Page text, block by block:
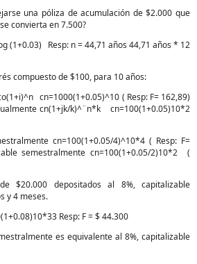
una póliza de acumulación de $2.000 que
convierta en 7.500?
(1+0.03) Resp: n = 44,71 años 44,71 años * 12
compuesto de $100, para 10 años:
cn=1000(1+0.05)^10 ( Resp: F= 162,89)
cn(1+jk/k)^¨n*k cn=100(1+0.05)10*2
cn=100(1+0.05/4)^10*4 ( Resp: F=
semestralmente cn=100(1+0.05/2)10*2 (
$20.000 depositados al 8%, capitalizable
y 4 meses.
Resp: F = $ 44.300
es equivalente al 8%, capitalizable